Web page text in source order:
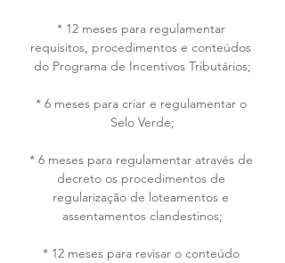
* 12 meses para regulamentar
requisitos, procedimentos e conteúdos
do Programa de Incentivos Tributários;
* 6 meses para criar e regulamentar o
Selo Verde;
* 6 meses para regulamentar através de
decreto os procedimentos de
regularização de loteamentos e
assentamentos clandestinos;
* 12 meses para revisar o conteúdo